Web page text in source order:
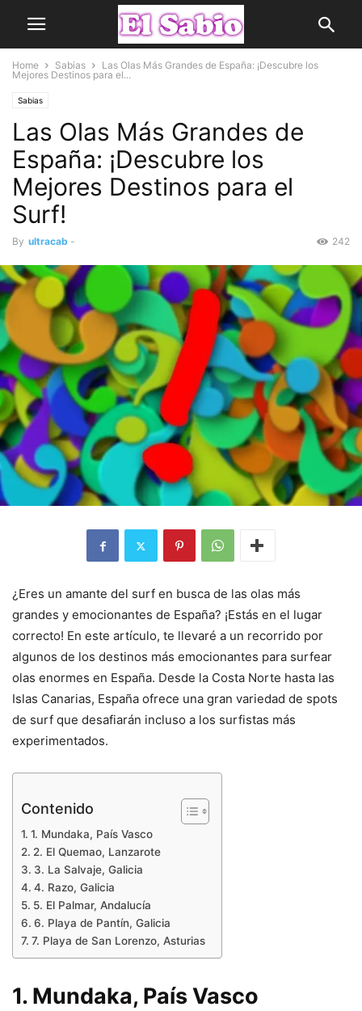
Home Sabias
Las Olas Más Grandes de España: ¡Descubre los
Mejores Destinos para el...
Sabias
Las Olas Más Grandes de
España: ¡Descubre los
Mejores Destinos para el
Surf!
By ultracab - 242
¿Eres un amante del surf en busca de las olas más
grandes y emocionantes de España? ¡Estás en el lugar
correcto! En este artículo, te llevaré a un recorrido por
algunos de los destinos más emocionantes para surfear
olas enormes en España. Desde la Costa Norte hasta las
Islas Canarias, España ofrece una gran variedad de spots
de surf que desafiarán incluso a los surfistas más
experimentados.
Contenido
1. Mundaka, País Vasco
2. El Quemao, Lanzarote
3. La Salvaje, Galicia
4. Razo, Galicia
5. El Palmar, Andalucía
6. Playa de Pantín, Galicia
7. Playa de San Lorenzo, Asturias
1. Mundaka, País Vasco